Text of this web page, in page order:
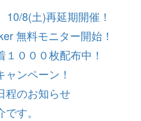
8(土)再延期開催！
無料モニター開始！
０００枚配布中！
ンペーン！
程のお知らせ
す。